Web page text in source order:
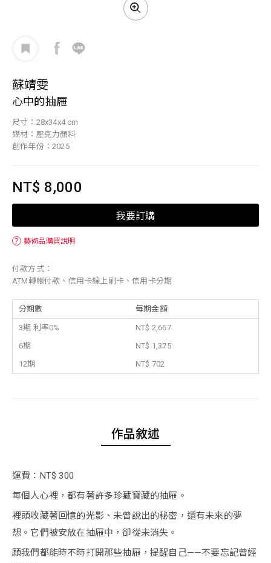
蘇靖雯
心中的抽屜
尺寸：28x34x4 cm
媒材：壓克力顏料
創作年份：2025
NT$ 8,000
我要訂購
？ 藝術品購買說明
付款方式：
ATM轉帳付款、信用卡線上刷卡、信用卡分期
分期數 每期金額
3期 利率0%
NT$ 2,667
6期
NT$ 1,375
12期
NT$ 702
作品敘述
運費：NT$ 300
每個人心裡，都有著許多珍藏寶藏的抽屜。
裡頭收藏著回憶的光影、未曾說出的秘密，還有未來的夢
想。它們被安放在抽屜中，卻從未消失。
願我們都能時不時打開那些抽屜，提醒自己——不要忘記曾經